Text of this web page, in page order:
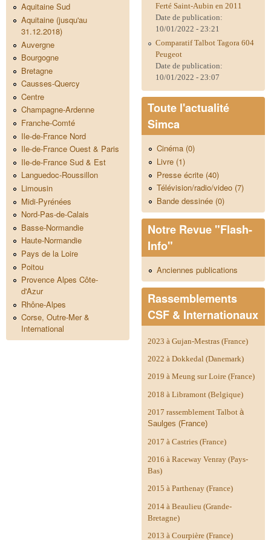
Aquitaine Sud
Aquitaine (jusqu'au
31.12.2018)
Auvergne
Bourgogne
Bretagne
Causses-Quercy
Centre
Champagne-Ardenne
Franche-Comté
Ile-de-France Nord
Ile-de-France Ouest & Paris
Ile-de-France Sud & Est
Languedoc-Roussillon
Limousin
Midi-Pyrénées
Nord-Pas-de-Calais
Basse-Normandie
Haute-Normandie
Pays de la Loire
Poitou
Provence Alpes Côte-
d'Azur
Rhône-Alpes
Corse, Outre-Mer &
International
Ferté Saint-Aubin en 2011
Date de publication:
10/01/2022 - 23:21
Comparatif Talbot Tagora 604
Peugeot
Date de publication:
10/01/2022 - 23:07
Toute l'actualité
Simca
Cinéma (0)
Livre (1)
Presse écrite (40)
Télévision/radio/video (7)
Bande dessinée (0)
Notre Revue "Flash-
Info"
Anciennes publications
Rassemblements
CSF & Internationaux
2023 à Gujan-Mestras (France)
2022 à Dokkedal (Danemark)
2019 à Meung sur Loire (France)
2018 à Libramont (Belgique)
2017 rassemblement Talbot à
Saulges (France)
2017 à Castries (France)
2016 à Raceway Venray (Pays-
Bas)
2015 à Parthenay (France)
2014 à Beaulieu (Grande-
Bretagne)
2013 à Courpière (France)